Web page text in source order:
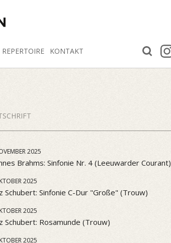
REPERTOIRE KONTAKT
2025
Brahms: Sinfonie Nr. 4 (Leeuwarder Courant)
2025
Schubert: Sinfonie C-Dur "Große" (Trouw)
2025
Schubert: Rosamunde (Trouw)
2025